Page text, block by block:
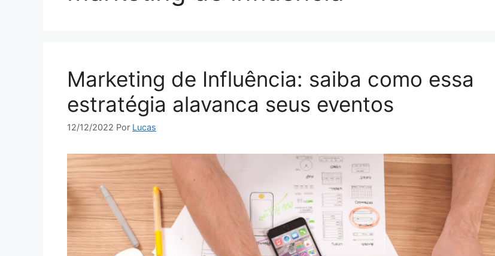
Marketing de Influência: saiba como essa
estratégia alavanca seus eventos
12/12/2022 Por Lucas